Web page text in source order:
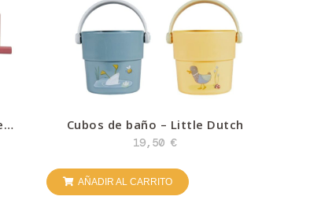
Cubos de baño – Little Dutch
19,50€
AÑADIR AL CARRITO